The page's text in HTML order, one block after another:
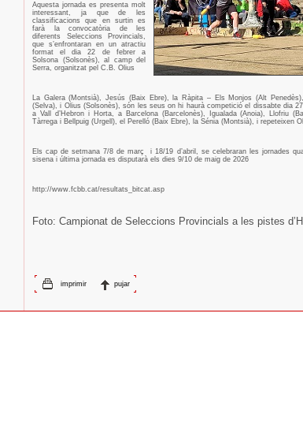
Aquesta jornada es presenta molt
interessant, ja que de les
classificacions que en surtin es
farà la convocatòria de les
diferents Seleccions Provincials,
que s’enfrontaran en un atractiu
format el dia 22 de febrer a
Solsona (Solsonès), al camp del
Serra, organitzat pel C.B. Olius
La Galera (Montsià), Jesús (Baix Ebre), la Ràpita – Els Monjos (Alt
(Selva), i Olius (Solsonès), són les seus on hi haurà competició el dissabte dia
a Vall d’Hebron i Horta, a Barcelona (Barcelonès), Igualada (Anoia), Llofriu
Tàrrega i Bellpuig (Urgell), el Perelló (Baix Ebre), la Sénia (Montsià), i repeteixen
Els cap de setmana 7/8 de març
i 18/19 d’abril, se celebraran les jornades
sisena i última jornada es disputarà els dies 9/10 de maig de 2026
http://www.fcbb.cat/resultats_bitcat.asp
Foto: Campionat de Seleccions Provincials a les pistes
imprimir pujar